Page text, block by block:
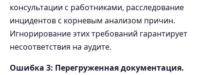
консультации с работниками, расследование
инцидентов с корневым анализом причин.
Игнорирование этих требований гарантирует
несоответствия на аудите.
Ошибка 3: Перегруженная документация.